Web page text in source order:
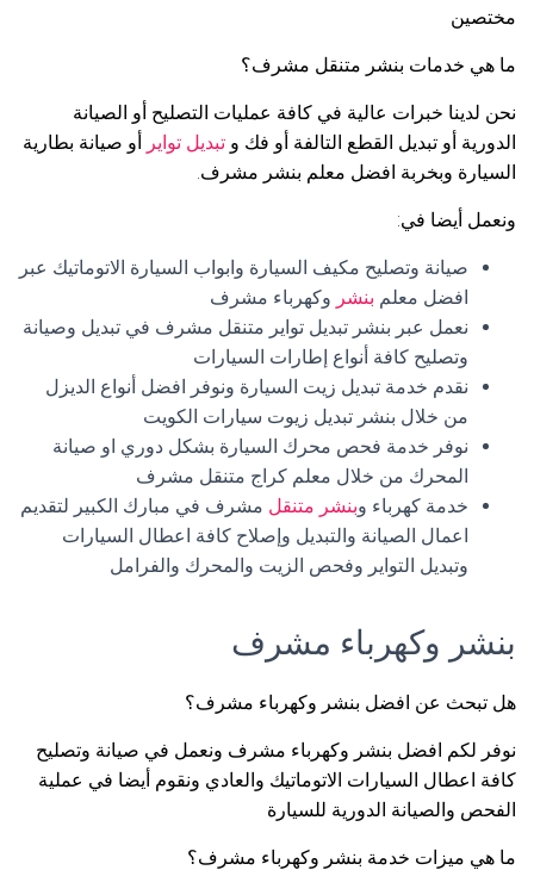
مختصين
ما هي خدمات بنشر متنقل مشرف؟
نحن لدينا خبرات عالية في كافة عمليات التصليح أو الصيانة
الدورية أو تبديل القطع التالفة أو فك و تبديل تواير أو صيانة بطارية
السيارة وبخربة افضل معلم بنشر مشرف.
ونعمل أيضا في:
صيانة وتصليح مكيف السيارة وابواب السيارة الاتوماتيك عبر
افضل معلم بنشر وكهرباء مشرف
نعمل عبر بنشر تبديل تواير متنقل مشرف في تبديل وصيانة
وتصليح كافة أنواع إطارات السيارات
نقدم خدمة تبديل زيت السيارة ونوفر افضل أنواع الديزل
من خلال بنشر تبديل زيوت سيارات الكويت
نوفر خدمة فحص محرك السيارة بشكل دوري او صيانة
المحرك من خلال معلم كراج متنقل مشرف
خدمة كهرباء وبنشر متنقل مشرف في مبارك الكبير لتقديم
اعمال الصيانة والتبديل وإصلاح كافة اعطال السيارات
وتبديل التواير وفحص الزيت والمحرك والفرامل
بنشر وكهرباء مشرف
هل تبحث عن افضل بنشر وكهرباء مشرف؟
نوفر لكم افضل بنشر وكهرباء مشرف ونعمل في صيانة وتصليح
كافة اعطال السيارات الاتوماتيك والعادي ونقوم أيضا في عملية
الفحص والصيانة الدورية للسيارة
ما هي ميزات خدمة بنشر وكهرباء مشرف؟